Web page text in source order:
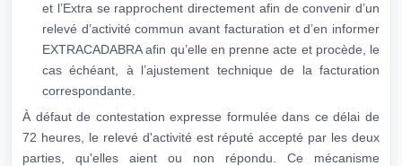
et l’Extra se rapprochent directement afin de convenir d’un
relevé d’activité commun avant facturation et d’en informer
EXTRACADABRA afin qu’elle en prenne acte et procède, le
cas échéant, à l’ajustement technique de la facturation
correspondante.
À défaut de contestation expresse formulée dans ce délai de
72 heures, le relevé d'activité est réputé accepté par les deux
parties, qu'elles aient ou non répondu. Ce mécanisme